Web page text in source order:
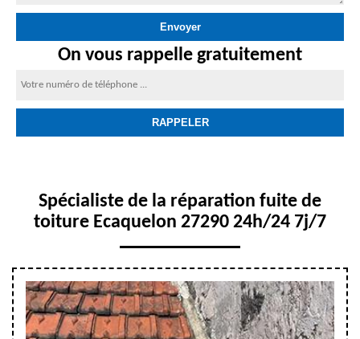
On vous rappelle gratuitement
Spécialiste de la réparation fuite de
toiture Ecaquelon 27290 24h/24 7j/7